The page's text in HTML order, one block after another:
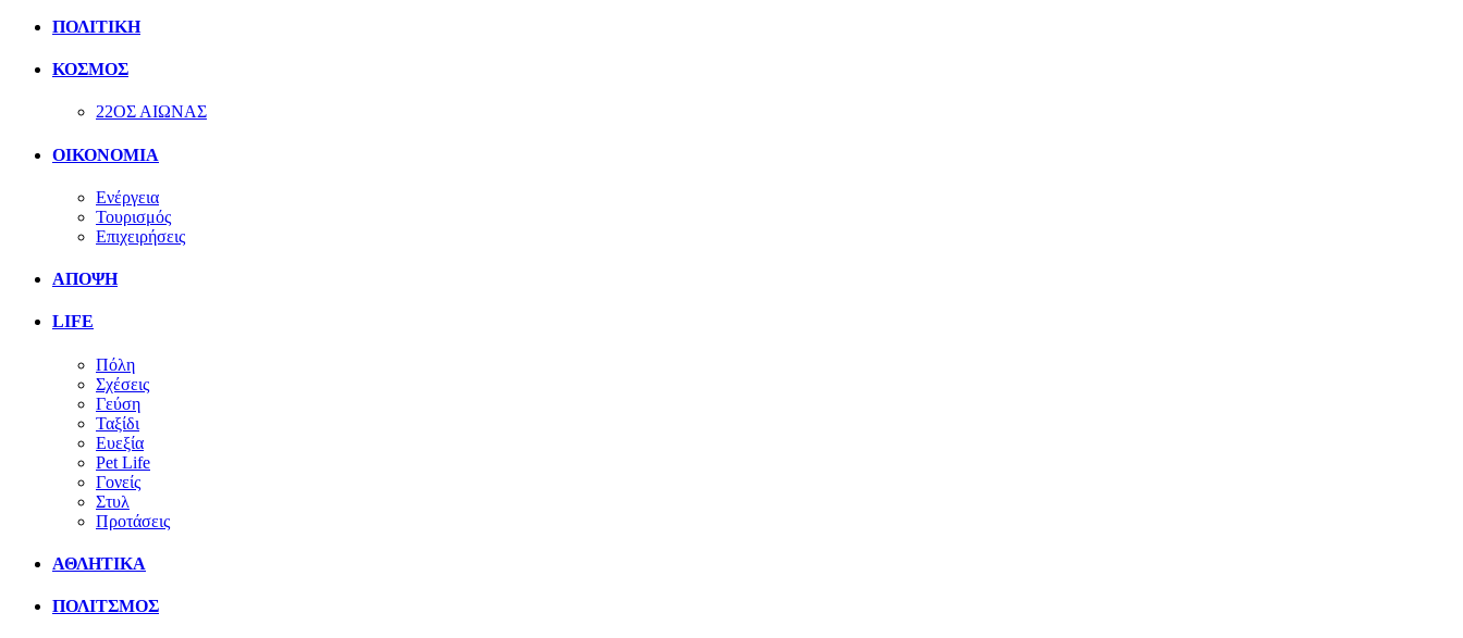
ΠΟΛΙΤΙΚΗ
ΚΟΣΜΟΣ
22ΟΣ ΑΙΩΝΑΣ
ΟΙΚΟΝΟΜΙΑ
Ενέργεια
Τουρισμός
Επιχειρήσεις
ΑΠΟΨΗ
LIFE
Πόλη
Σχέσεις
Γεύση
Ταξίδι
Ευεξία
Pet Life
Γονείς
Στυλ
Προτάσεις
ΑΘΛΗΤΙΚΑ
ΠΟΛΙΤΣΜΟΣ